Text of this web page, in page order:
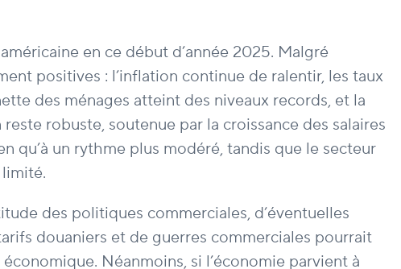
en ce début d’année 2025. Malgré
positives : l’inflation continue de ralentir, les taux
des ménages atteint des niveaux records, et la
robuste, soutenue par la croissance des salaires
qu’à un rythme plus modéré, tandis que le secteur
des politiques commerciales, d’éventuelles
douaniers et de guerres commerciales pourrait
Néanmoins, si l’économie parvient à